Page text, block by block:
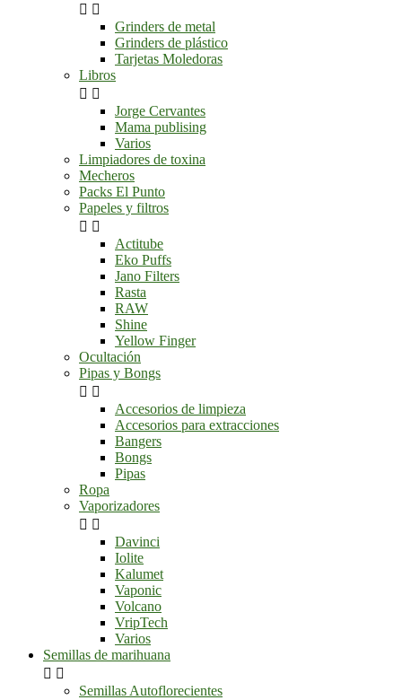
 
Grinders de metal
Grinders de plástico
Tarjetas Moledoras
Libros
 
Jorge Cervantes
Mama publising
Varios
Limpiadores de toxina
Mecheros
Packs El Punto
Papeles y filtros
 
Actitube
Eko Puffs
Jano Filters
Rasta
RAW
Shine
Yellow Finger
Ocultación
Pipas y Bongs
 
Accesorios de limpieza
Accesorios para extracciones
Bangers
Bongs
Pipas
Ropa
Vaporizadores
 
Davinci
Iolite
Kalumet
Vaponic
Volcano
VripTech
Varios
Semillas de marihuana
 
Semillas Autoflorecientes